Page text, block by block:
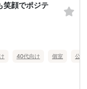
笑顔でポジテ
40代向け 個室 公